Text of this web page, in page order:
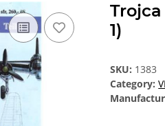
1)
SKU: 1383
Category: